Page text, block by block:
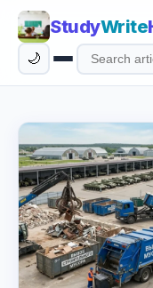
StudyWrite
Search
articles
🌙